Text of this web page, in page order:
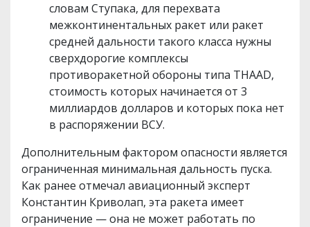
словам Ступака, для перехвата
межконтинентальных ракет или ракет
средней дальности такого класса нужны
сверхдорогие комплексы
противоракетной обороны типа THAAD,
стоимость которых начинается от 3
миллиардов долларов и которых пока нет
в распоряжении ВСУ.
Дополнительным фактором опасности является
ограниченная минимальная дальность пуска.
Как ранее отмечал авиационный эксперт
Константин Криволап, эта ракета имеет
ограничение — она не может работать по